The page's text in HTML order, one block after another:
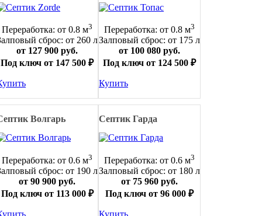
Переработка: от 0.8 м3
сброс: от 260 л
от 127 900 руб.
Под ключ от 147 500 ₽
Переработка: от 0.8 м3
Залповый сброс: от 175 л
от 100 080 руб.
Под ключ от 124 500 ₽
Купить
Волгарь
Переработка: от 0.6 м3
сброс: от 190 л
от 90 900 руб.
Под ключ от 113 000 ₽
Септик Гарда
Переработка: от 0.6 м3
Залповый сброс: от 180 л
от 75 960 руб.
Под ключ от 96 000 ₽
Купить